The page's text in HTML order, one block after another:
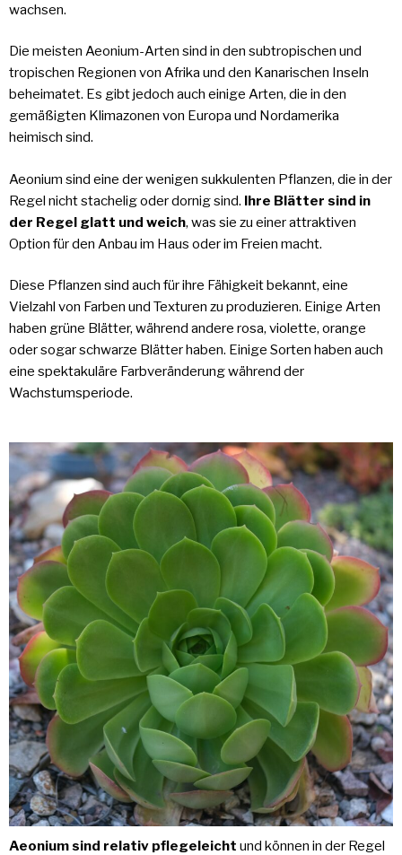
wachsen.
Die meisten Aeonium-Arten sind in den subtropischen und
tropischen Regionen von Afrika und den Kanarischen Inseln
beheimatet. Es gibt jedoch auch einige Arten, die in den
gemäßigten Klimazonen von Europa und Nordamerika
heimisch sind.
Aeonium sind eine der wenigen sukkulenten Pflanzen, die in der
Regel nicht stachelig oder dornig sind. Ihre Blätter sind in
der Regel glatt und weich, was sie zu einer attraktiven
Option für den Anbau im Haus oder im Freien macht.
Diese Pflanzen sind auch für ihre Fähigkeit bekannt, eine
Vielzahl von Farben und Texturen zu produzieren. Einige Arten
haben grüne Blätter, während andere rosa, violette, orange
oder sogar schwarze Blätter haben. Einige Sorten haben auch
eine spektakuläre Farbveränderung während der
Wachstumsperiode.
Aeonium sind relativ pflegeleicht und können in der Regel